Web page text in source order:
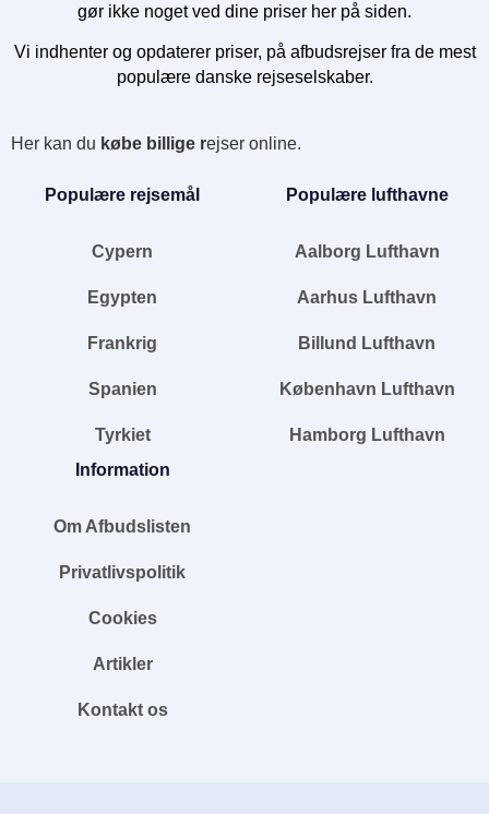
gør ikke noget ved dine priser her på siden.
Vi indhenter og opdaterer priser, på afbudsrejser fra de mest
populære danske rejseselskaber.
Her kan du købe billige rejser online.
Populære rejsemål
Cypern
Egypten
Frankrig
Spanien
Tyrkiet
Populære lufthavne
Aalborg Lufthavn
Aarhus Lufthavn
Billund Lufthavn
København Lufthavn
Hamborg Lufthavn
Information
Om Afbudslisten
Privatlivspolitik
Cookies
Artikler
Kontakt os